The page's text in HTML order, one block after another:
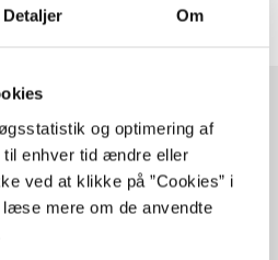
Detaljer Om
og optimering af
til enhver tid ændre eller
ved at klikke på ”Cookies” i
mere om de anvendte
emner